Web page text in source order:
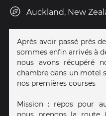
Auckland, New
Après avoir passé près
sommes enfin arrivés à
nous avons récupéré
chambre dans un motel
nos premières courses
Mission : repos pour